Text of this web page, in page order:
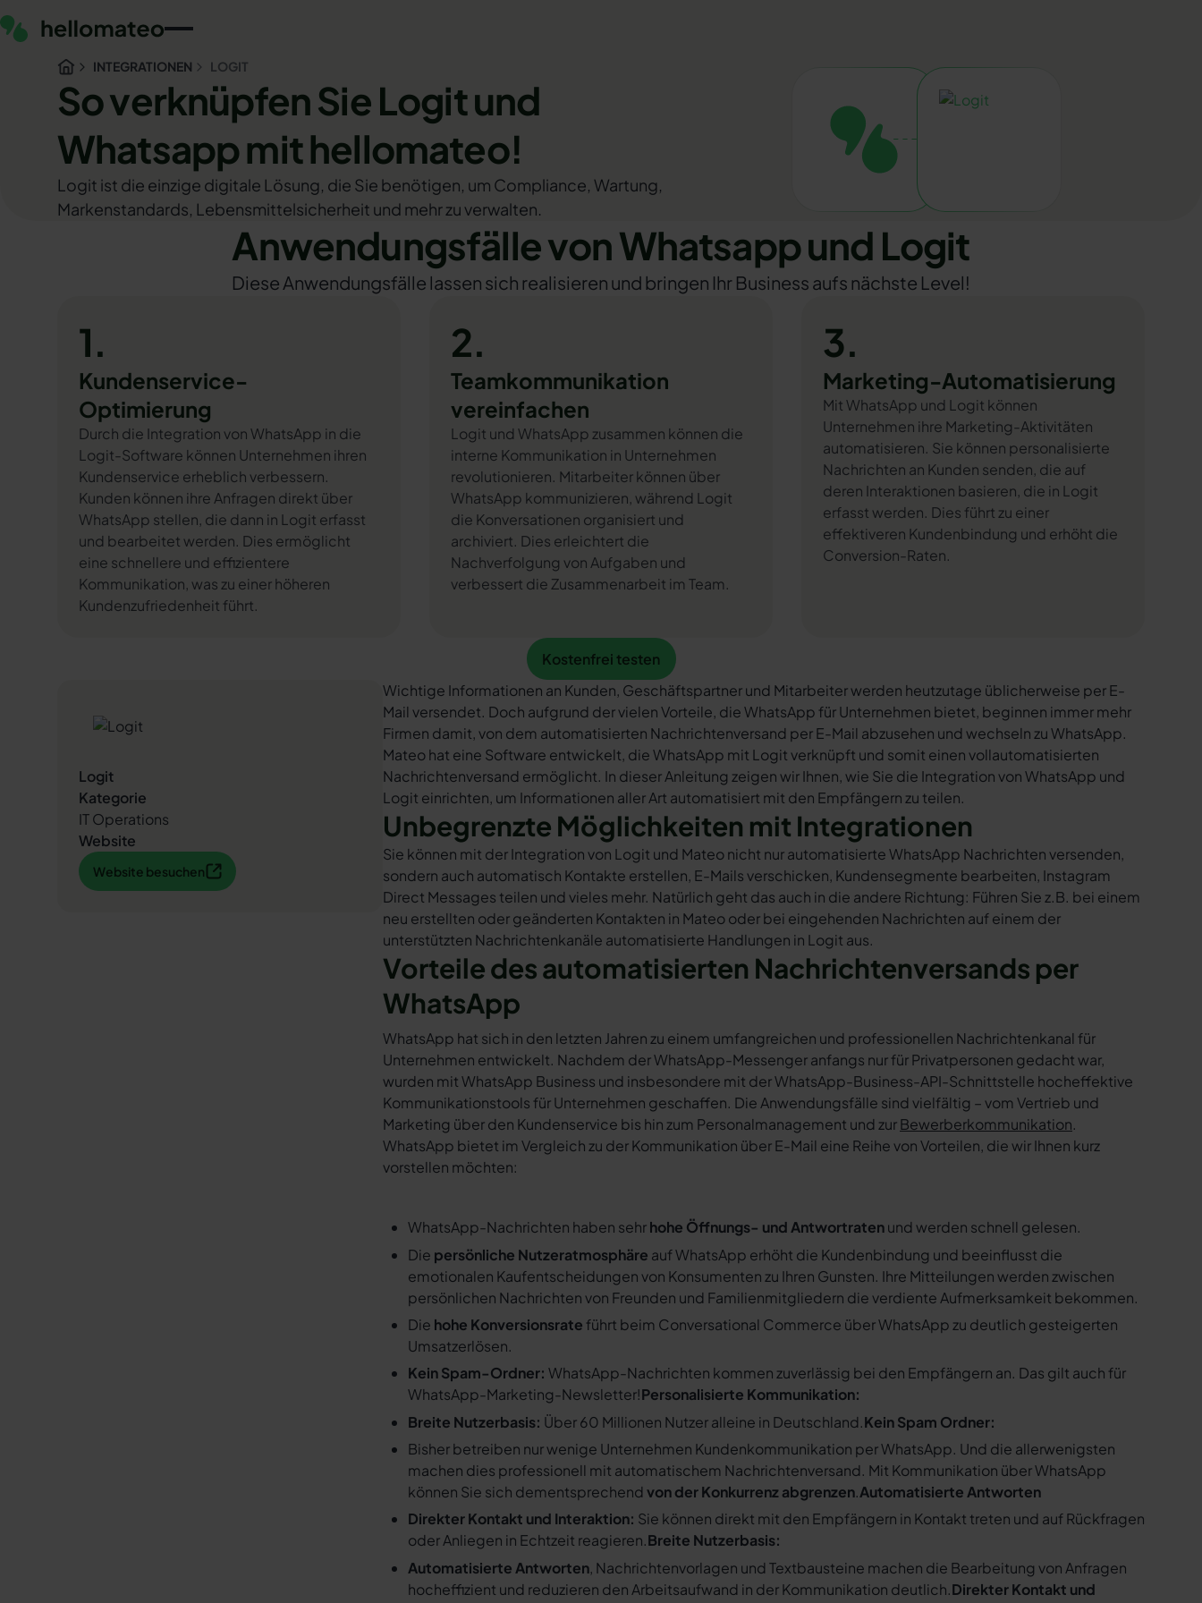
INTEGRATIONEN LOGIT
So verknüpfen Sie Logit und
Whatsapp mit hellomateo!
Logit ist die einzige digitale Lösung, die Sie benötigen, um Compliance, Wartung,
Markenstandards, Lebensmittelsicherheit und mehr zu verwalten.
Anwendungsfälle von Whatsapp und Logit
Diese Anwendungsfälle lassen sich realisieren und bringen Ihr Business aufs nächste Level!
1.
Kundenservice-
Optimierung
Durch die Integration von WhatsApp in die
Logit-Software können Unternehmen ihren
Kundenservice erheblich verbessern.
Kunden können ihre Anfragen direkt über
WhatsApp stellen, die dann in Logit erfasst
und bearbeitet werden. Dies ermöglicht
eine schnellere und effizientere
Kommunikation, was zu einer höheren
Kundenzufriedenheit führt.
2.
Teamkommunikation
vereinfachen
Logit und WhatsApp zusammen können die
interne Kommunikation in Unternehmen
revolutionieren. Mitarbeiter können über
WhatsApp kommunizieren, während Logit
die Konversationen organisiert und
archiviert. Dies erleichtert die
Nachverfolgung von Aufgaben und
verbessert die Zusammenarbeit im Team.
3.
Marketing-Automatisierung
Mit WhatsApp und Logit können
Unternehmen ihre Marketing-Aktivitäten
automatisieren. Sie können personalisierte
Nachrichten an Kunden senden, die auf
deren Interaktionen basieren, die in Logit
erfasst werden. Dies führt zu einer
effektiveren Kundenbindung und erhöht die
Conversion-Raten.
Kostenfrei testen
Kostenfrei testen
Logit
Kategorie
IT Operations
Website
Website besuchen
Website besuchen
Wichtige Informationen an Kunden, Geschäftspartner und Mitarbeiter werden heutzutage üblicherweise per E-
Mail versendet. Doch aufgrund der vielen Vorteile, die WhatsApp für Unternehmen bietet, beginnen immer mehr
Firmen damit, von dem automatisierten Nachrichtenversand per E-Mail abzusehen und wechseln zu WhatsApp.
Mateo hat eine Software entwickelt, die WhatsApp mit Logit verknüpft und somit einen vollautomatisierten
Nachrichtenversand ermöglicht. In dieser Anleitung zeigen wir Ihnen, wie Sie die Integration von WhatsApp und
Logit einrichten, um Informationen aller Art automatisiert mit den Empfängern zu teilen.
Unbegrenzte Möglichkeiten mit Integrationen
Sie können mit der Integration von Logit und Mateo nicht nur automatisierte WhatsApp Nachrichten versenden,
sondern auch automatisch Kontakte erstellen, E-Mails verschicken, Kundensegmente bearbeiten, Instagram
Direct Messages teilen und vieles mehr. Natürlich geht das auch in die andere Richtung: Führen Sie z.B. bei einem
neu erstellten oder geänderten Kontakten in Mateo oder bei eingehenden Nachrichten auf einem der
unterstützten Nachrichtenkanäle automatisierte Handlungen in Logit aus.
Vorteile des automatisierten Nachrichtenversands per
WhatsApp
WhatsApp hat sich in den letzten Jahren zu einem umfangreichen und professionellen Nachrichtenkanal für
Unternehmen entwickelt. Nachdem der WhatsApp-Messenger anfangs nur für Privatpersonen gedacht war,
wurden mit WhatsApp Business und insbesondere mit der WhatsApp-Business-API-Schnittstelle hocheffektive
Kommunikationstools für Unternehmen geschaffen. Die Anwendungsfälle sind vielfältig – vom Vertrieb und
Marketing über den Kundenservice bis hin zum Personalmanagement und zurBewerberkommunikation.
WhatsApp bietet im Vergleich zu der Kommunikation über E-Mail eine Reihe von Vorteilen, die wir Ihnen kurz
vorstellen möchten:
WhatsApp-Nachrichten haben sehrhohe Öffnungs- und Antwortratenund werden schnell gelesen.
Die persönliche Nutzeratmosphäre auf WhatsApp erhöht die Kundenbindung und beeinflusst die
emotionalen Kaufentscheidungen von Konsumenten zu Ihren Gunsten. Ihre Mitteilungen werden zwischen
persönlichen Nachrichten von Freunden und Familienmitgliedern die verdiente Aufmerksamkeit bekommen.
Die hohe Konversionsrate führt beim Conversational Commerce über WhatsApp zu deutlich gesteigerten
Umsatzerlösen.
Kein Spam-Ordner: WhatsApp-Nachrichten kommen zuverlässig bei den Empfängern an. Das gilt auch für
WhatsApp-Marketing-Newsletter!Personalisierte Kommunikation:
Breite Nutzerbasis: Über 60 Millionen Nutzer alleine in Deutschland.Kein Spam Ordner:
Bisher betreiben nur wenige Unternehmen Kundenkommunikation per WhatsApp. Und die allerwenigsten
machen dies professionell mit automatischem Nachrichtenversand. Mit Kommunikation über WhatsApp
können Sie sich dementsprechendvon der Konkurrenz abgrenzen.Automatisierte Antworten
Direkter Kontakt und Interaktion: Sie können direkt mit den Empfängern in Kontakt treten und auf Rückfragen
oder Anliegen in Echtzeit reagieren.Breite Nutzerbasis:
Automatisierte Antworten, Nachrichtenvorlagen und Textbausteine machen die Bearbeitung von Anfragen
hocheffizient und reduzieren den Arbeitsaufwand in der Kommunikation deutlich.Direkter Kontakt und